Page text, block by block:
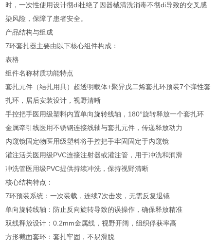
时，一次性使用设计彻di杜绝了因器械清洗消毒不彻di导致的交叉感
染风险，保障了患者安全。
产品结构与组成
7环套扎器主要由以下核心组件构成：
表格
组件名称材质功能特点
套扎元件（结扎用具） 超透明载体+聚异戊二烯套扎环预装7个弹性套
扎环，居后安装设计，视野清晰
手控把手医用级塑料内置单向旋转线轴，180°旋转释放一个套扎环
金属牵引线医用不锈钢连接线轴与套扎元件，传递释放动力
内窥镜固定物医用级塑料将手控把手牢固固定于内窥镜
灌注活关医用级PVC连接注射器或灌注管，用于冲洗和润滑
冲洗管医用级PVC提供持续冲洗，保持视野清晰
核心结构特点：
7环预装系统：一次装载，连续7次击发，无需反复退镜
单向旋转线轴：防止反向旋转导致的误操作，确保释放精准
双线释放设计：0.2mm金属线，视野开阔，组织俘获率高
方形截面套环：套扎牢固，不易滑脱